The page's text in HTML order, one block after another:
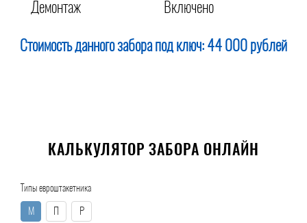
Демонтаж
Включено
Стоимость данного забора под ключ: 44 000 рублей
КАЛЬКУЛЯТОР ЗАБОРА ОНЛАЙН
Типы евроштакетника
М Р